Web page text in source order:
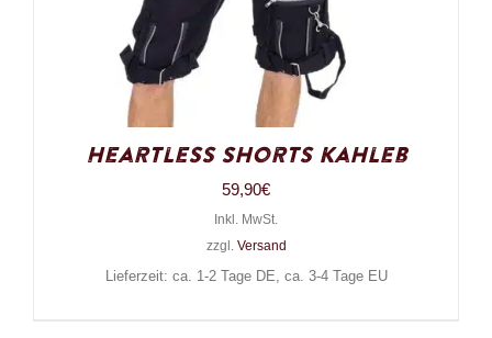
Heartless Shorts Kahleb
59,90€
Inkl. MwSt.
zzgl. Versand
Lieferzeit: ca. 1-2 Tage DE, ca. 3-4 Tage EU